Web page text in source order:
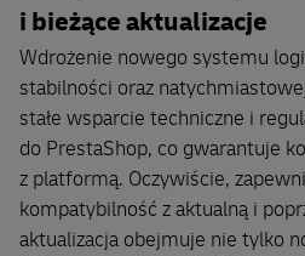
i bieżące aktualizacje
Wdrożenie nowego systemu
stabilności oraz
stałe wsparcie techniczne i
do PrestaShop, co gwarantuje
z platformą. Oczywiście,
kompatybilność z aktualną i
aktualizacja obejmuje nie tylko